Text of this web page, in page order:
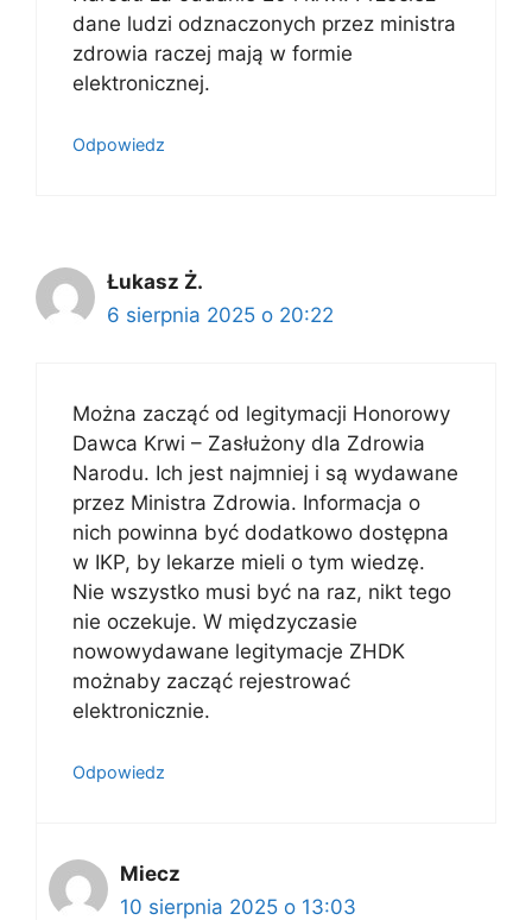
dane ludzi odznaczonych przez ministra
zdrowia raczej mają w formie
elektronicznej.
Odpowiedz
Łukasz Ż.
6 sierpnia 2025 o 20:22
Można zacząć od legitymacji Honorowy
Dawca Krwi – Zasłużony dla Zdrowia
Narodu. Ich jest najmniej i są wydawane
przez Ministra Zdrowia. Informacja o
nich powinna być dodatkowo dostępna
w IKP, by lekarze mieli o tym wiedzę.
Nie wszystko musi być na raz, nikt tego
nie oczekuje. W międzyczasie
nowowydawane legitymacje ZHDK
możnaby zacząć rejestrować
elektronicznie.
Odpowiedz
Miecz
10 sierpnia 2025 o 13:03